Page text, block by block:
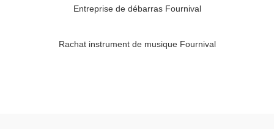
Entreprise de débarras Fournival
Rachat instrument de musique Fournival